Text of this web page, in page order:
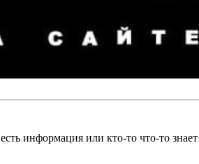
информация или кто-то что-то